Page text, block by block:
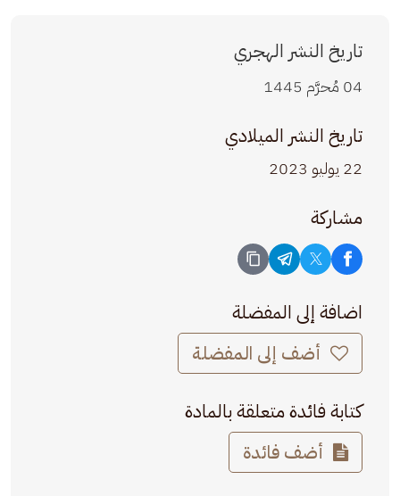
تاريخ النشر الهجري
04 مُحرَّم 1445
تاريخ النشر الميلادي
22 يوليو 2023
مشاركة
اضافة إلى المفضلة
أضف إلى المفضلة
كتابة فائدة متعلقة بالمادة
أضف فائدة